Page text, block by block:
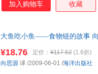
加入购物车 收藏
大鱼吃小鱼——食物链的故事 向
¥18.76 定价： ¥117.52 (1.6折)
向思源 译 /2009-06-01 /海洋出版社